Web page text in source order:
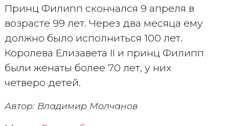
Принц Филипп скончался 9 апреля в
возрасте 99 лет. Через два месяца ему
должно было исполниться 100 лет.
Королева Елизавета II и принц Филипп
были женаты более 70 лет, у них
четверо детей.
Автор: Владимир Молчанов